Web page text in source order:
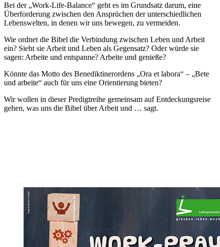
Bei der „Work-Life-Balance“ geht es im Grundsatz darum, eine
Über­forderung zwischen den Ansprüchen der unterschiedlichen
Lebenswelten, in denen wir uns bewegen, zu vermeiden.
Wie ordnet die Bibel die Verbindung zwischen Leben und Arbeit
ein? Sieht sie Arbeit und Leben als Gegensatz? Oder würde sie
sagen: Arbeite und entspanne? Arbeite und genieße?
Könnte das Motto des Benediktinerordens „Ora et labora“ – „Bete
und arbeite“ auch für uns eine Orientierung bieten?
Wir wollen in dieser Predigtreihe gemeinsam auf Entdeckungsreise
gehen, was uns die Bibel über Arbeit und … sagt.